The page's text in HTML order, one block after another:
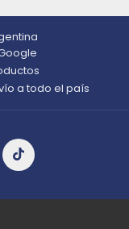
a todo el país